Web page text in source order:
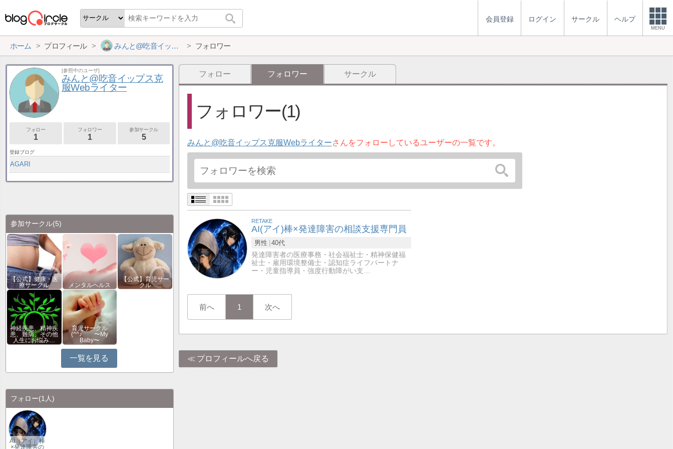
会員登録 ログイン サークル ヘルプ
MENU
ホーム プロフィール みんと@吃音イップス克服Webライター フォロワー
フォロー フォロワー サークル
フォロワー(1)
みんと@吃音イップス克服Webライターさんをフォローしているユーザーの一覧です。
RETAKE
AI(アイ)棒×発達障害の相談支援専門員
男性
40代
発達障害者の医療事務・社会福祉士・精神保健福
祉士・雇用環境整備士・認知症ライフパートナ
ー・児童指導員・強度行動障がい支…
前へ 1 次へ
プロフィールへ戻る
[参照中のユーザ]
みんと@吃音イップス克
服Webライター
フォロー
1
フォロワー
1
参加サークル
5
登録ブログ
AGARI
参加サークル(5)
【公式】健康・医
療サークル
メンタルヘルス
【公式】育児サー
クル
神経疾患、精神疾
患、難病、その他
人生にお悩み…
育児サークル
(^^♪ 〜My
Baby〜
一覧を見る
フォロー(1人)
AI（アイ）棒
×発達障害の